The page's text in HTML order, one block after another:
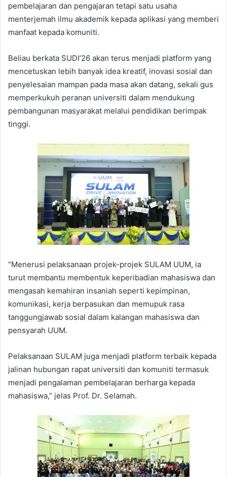
pembelajaran dan pengajaran tetapi satu usaha
menterjemah ilmu akademik kepada aplikasi yang memberi
manfaat kepada komuniti.
Beliau berkata SUDI’26 akan terus menjadi platform yang
mencetuskan lebih banyak idea kreatif, inovasi sosial dan
penyelesaian mampan pada masa akan datang, sekali gus
memperkukuh peranan universiti dalam mendukung
pembangunan masyarakat melalui pendidikan berimpak
tinggi.
“Menerusi pelaksanaan projek-projek SULAM UUM, ia
turut membantu membentuk keperibadian mahasiswa dan
mengasah kemahiran insaniah seperti kepimpinan,
komunikasi, kerja berpasukan dan memupuk rasa
tanggungjawab sosial dalam kalangan mahasiswa dan
pensyarah UUM.
Pelaksanaan SULAM juga menjadi platform terbaik kepada
jalinan hubungan rapat universiti dan komuniti termasuk
menjadi pengalaman pembelajaran berharga kepada
mahasiswa,” jelas Prof. Dr. Selamah.